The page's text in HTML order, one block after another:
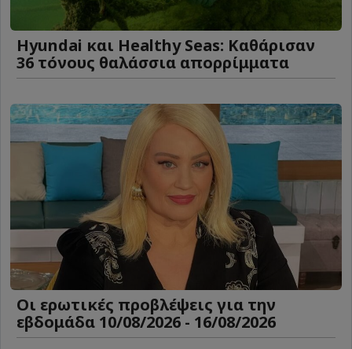
Hyundai και Healthy Seas: Καθάρισαν
36 τόνους θαλάσσια απορρίμματα
Οι ερωτικές προβλέψεις για την
εβδομάδα 10/08/2026 - 16/08/2026